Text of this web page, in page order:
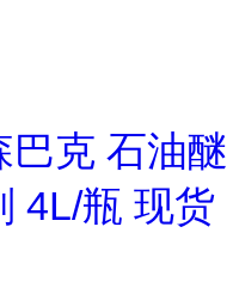
巴克 石油醚
4L/瓶 现货